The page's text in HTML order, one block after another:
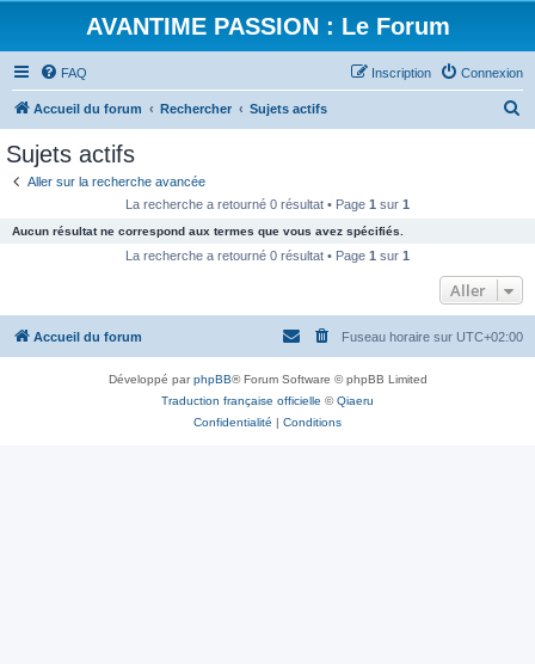
AVANTIME PASSION : Le Forum
FAQ Connexion
Inscription
Accueil du forum Rechercher Sujets actifs
c
e
Sujets actifs
Aller sur la recherche avancée
La recherche a retourné 0 résultat • Page 1 sur 1
Aucun résultat ne correspond aux termes que vous avez spécifiés.
La recherche a retourné 0 résultat • Page 1 sur 1
Aller
Accueil du forum Fuseau horaire sur UTC+02:00
Développé parphpBB® Forum Software © phpBB Limited
Traduction française officielle ©Qiaeru
Confidentialité | Conditions